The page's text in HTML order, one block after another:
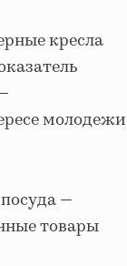
кресла
молодежи
—
товары